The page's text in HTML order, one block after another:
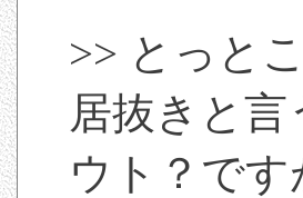
>> とっと
居抜きと
ウト？です